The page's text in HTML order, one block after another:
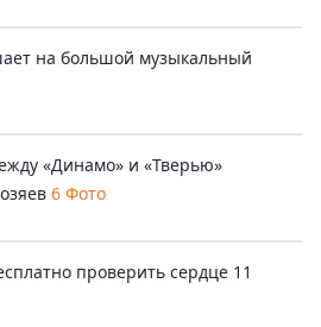
на большой музыкальный
«Динамо» и «Тверью»
6 Фото
проверить сердце 11